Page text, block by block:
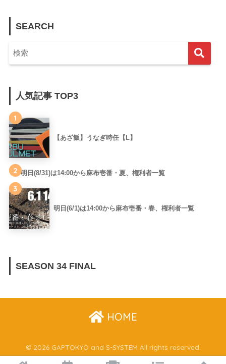
SEARCH
人気記事 TOP3
1
【あざ飯】うなぎ時任【L】
2 明日(8/31)は14:00から麻布壱番・夏、権利者一覧
3
明日(6/1)は14:00から麻布壱番・春、権利者一覧
SEASON 34 FINAL
HOME
© 2026 GAPTOKYO and S-SYSTEM All rights reserved.